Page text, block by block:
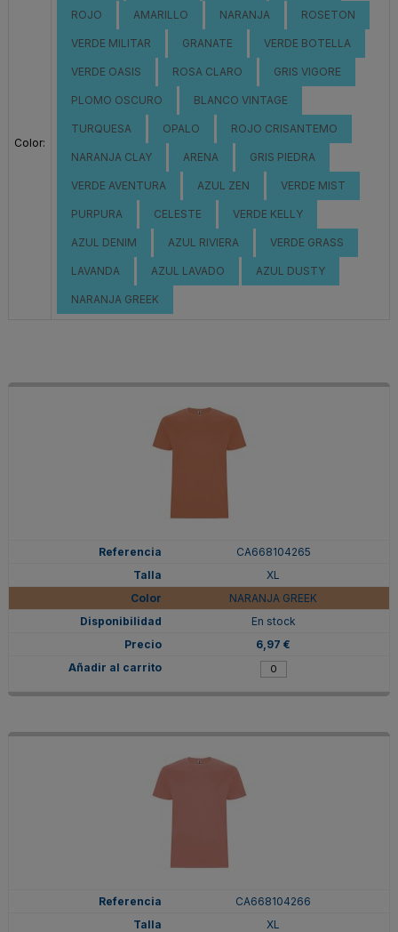
Color:
ROJO AMARILLO NARANJA ROSETON
VERDE MILITAR GRANATE VERDE BOTELLA
VERDE OASIS ROSA CLARO GRIS VIGORE
PLOMO OSCURO BLANCO VINTAGE
TURQUESA OPALO ROJO CRISANTEMO
NARANJA CLAY ARENA GRIS PIEDRA
VERDE AVENTURA AZUL ZEN VERDE MIST
PURPURA CELESTE VERDE KELLY
AZUL DENIM AZUL RIVIERA VERDE GRASS
LAVANDA AZUL LAVADO AZUL DUSTY
NARANJA GREEK
CA668104265
XL
NARANJA GREEK
En stock
6,97 €
CA668104266
XL